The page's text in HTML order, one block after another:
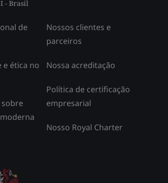
- Brasil
de
e ética no
Nossos clientes e
parceiros
Nossa acreditação
Política de certificação
empresarial
Nosso Royal Charter